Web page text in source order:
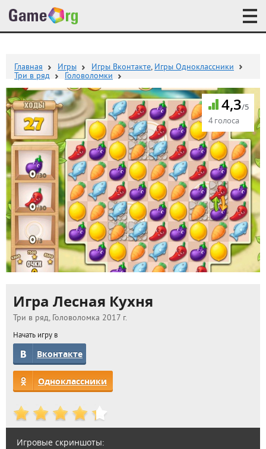
Главная Игры Игры Вконтакте, Игры Одноклассники
Три в ряд
Головоломки
4,3/5
4 голоса
Игра Лесная Кухня
Три в ряд, Головоломка 2017 г.
Начать игру в
Вконтакте
Одноклассники
Игровые скриншоты: